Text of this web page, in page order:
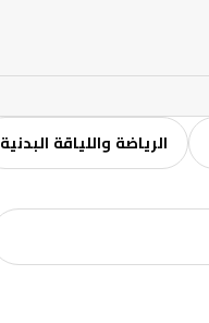
الرياضة واللياقة البدنية